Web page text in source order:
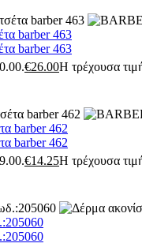
barber 463
barber 463
€26.00Η τρέχουσα
barber 462
barber 462
€14.25Η τρέχουσα